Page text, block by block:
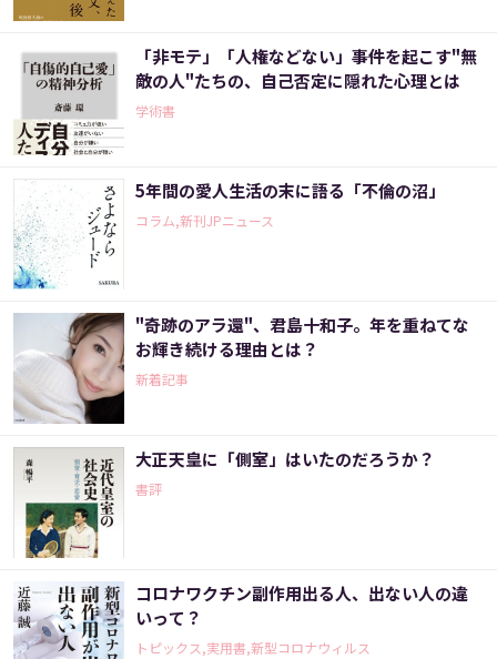
「非モテ」「人権などない」――事件を起こす"無
敵の人"たちの、自己否定に隠れた心理とは
学術書
5年間の愛人生活の末に語る「不倫の沼」
コラム,新刊JPニュース
"奇跡のアラ還"、君島十和子。年を重ねてな
お輝き続ける理由とは？
新着記事
大正天皇に「側室」はいたのだろうか？
書評
コロナワクチン副作用出る人、出ない人の違
いって？
トピックス,実用書,新型コロナウィルス